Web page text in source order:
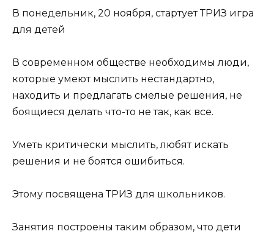
В понедельник, 20 ноября, стартует ТРИЗ игра
для детей
В современном обществе необходимы люди,
которые умеют мыслить нестандартно,
находить и предлагать смелые решения, не
боящиеся делать что-то не так, как все.
Уметь критически мыслить, любят искать
решения и не боятся ошибиться.
Этому посвящена ТРИЗ для школьников.
Занятия построены таким образом, что дети